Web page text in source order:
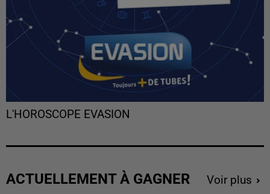
L'HOROSCOPE EVASION
ACTUELLEMENT À GAGNER Voir plus